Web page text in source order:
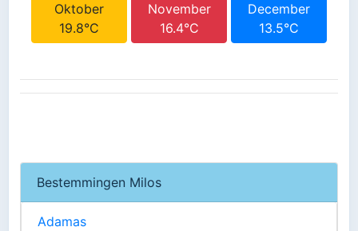
Oktober
19.8°C
November
16.4°C
December
13.5°C
Bestemmingen Milos
Adamas